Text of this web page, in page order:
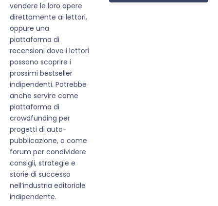
vendere le loro opere
direttamente ai lettori,
oppure una
piattaforma di
recensioni dove i lettori
possono scoprire i
prossimi bestseller
indipendenti. Potrebbe
anche servire come
piattaforma di
crowdfunding per
progetti di auto-
pubblicazione, o come
forum per condividere
consigli, strategie e
storie di successo
nell’industria editoriale
indipendente.